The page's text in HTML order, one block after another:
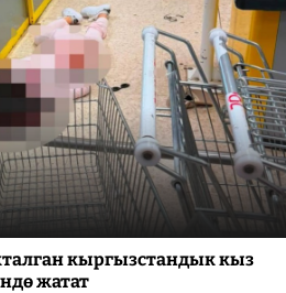
кыргызстандык кыз
жатат